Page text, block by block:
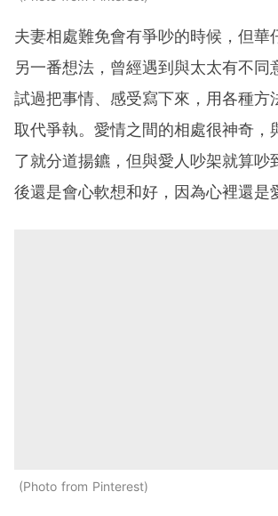
夫妻相處難免會有爭吵的時候，但華
另一番想法，曾經遇到與太太有不同
試過把事情、感受寫下來，用各種方
取代爭執。愛情之間的相處很神奇，
了就分道揚鑣，但與愛人吵架就算吵
後還是會心軟想和好，因為心裡還是
Photo from Pinterest